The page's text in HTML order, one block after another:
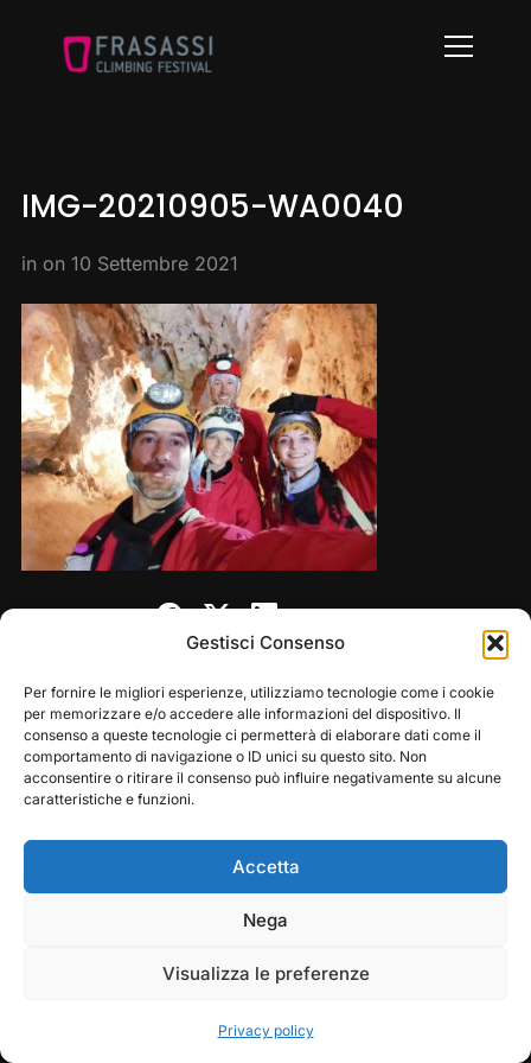
Gestisci Consenso
Per fornire le migliori esperienze, utilizziamo tecnologie come i cookie
per memorizzare e/o accedere alle informazioni del dispositivo. Il
consenso a queste tecnologie ci permetterà di elaborare dati come il
comportamento di navigazione o ID unici su questo sito. Non
acconsentire o ritirare il consenso può influire negativamente su alcune
caratteristiche e funzioni.
Accetta
Nega
Visualizza le preferenze
Privacy policy
Info
IMG-20210905-WA0040
in on 10 Settembre 2021
Share this:
Copyright © 2026 — Frasassi Climbing Festival. All
Designed byWPZOOM